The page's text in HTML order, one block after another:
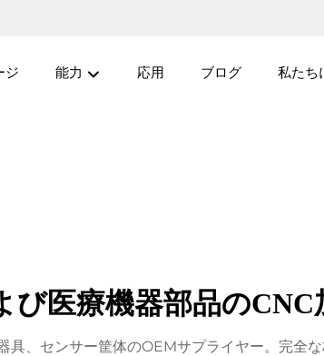
ジ 能力 応用 ブログ 私たち
び医療機器部品のCNC
具、センサー筐体のOEMサプライヤー。完全